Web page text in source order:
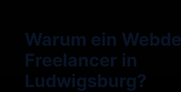
Warum ein
Freelancer in
Ludwigsburg?